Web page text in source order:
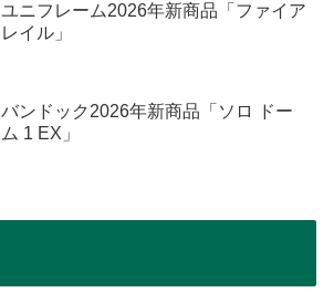
ユニフレーム2026年新商品「ファイア
レイル」
バンドック2026年新商品「ソロ ドー
ム 1 EX」